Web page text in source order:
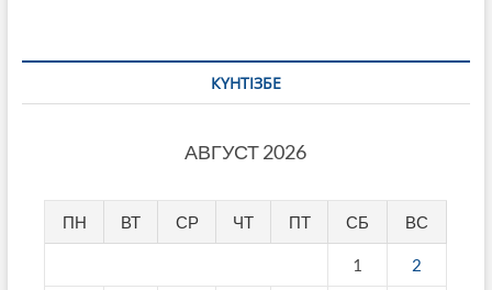
КҮНТІЗБЕ
АВГУСТ 2026
ПН ВТ СР ЧТ ПТ СБ ВС
1 2